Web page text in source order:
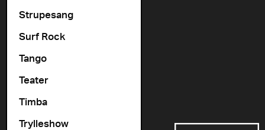
Strupesang
Surf Rock
Tango
Teater
Timba
Trylleshow
Gå til vår spilleliste
Støttet av